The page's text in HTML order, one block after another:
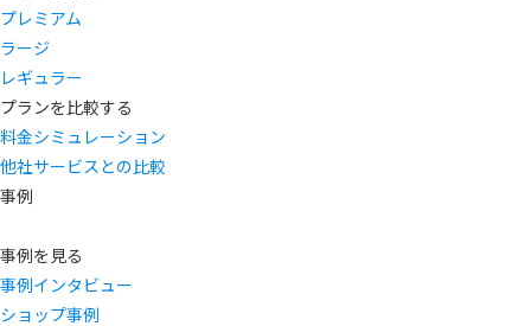
プレミアム
ラージ
レギュラー
プランを比較する
料金シミュレーション
他社サービスとの比較
事例
事例を見る
事例インタビュー
ショップ事例